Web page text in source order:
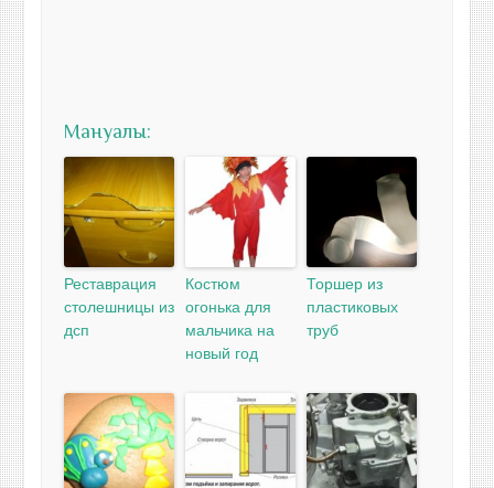
Мануалы:
Реставрация
столешницы из
дсп
Костюм
огонька для
мальчика на
новый год
Торшер из
пластиковых
труб